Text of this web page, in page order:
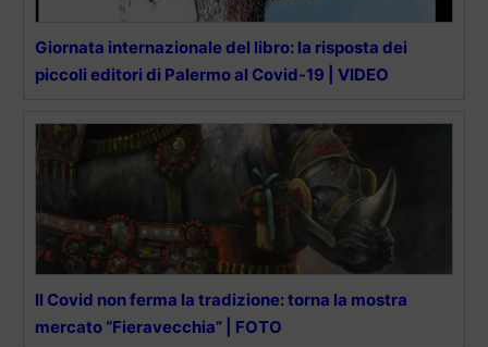
Giornata internazionale del libro: la risposta dei
piccoli editori di Palermo al Covid-19 | VIDEO
Il Covid non ferma la tradizione: torna la mostra
mercato “Fieravecchia” | FOTO